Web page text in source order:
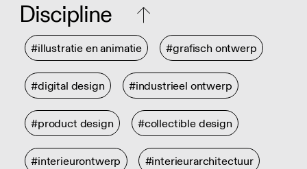
Discipline
#illustratie en animatie #grafisch ontwerp
#digital design #industrieel ontwerp
#product design #collectible design
#interieurontwerp #interieurarchitectuur